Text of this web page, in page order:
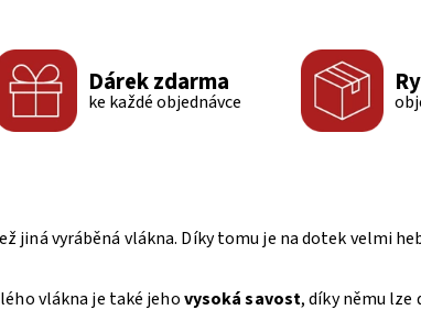
Dárek zdarma
ke každé objednávce
jiná vyráběná vlákna. Díky tomu je na dotek velmi
vlákna je také jehovysoká savost, díky němu